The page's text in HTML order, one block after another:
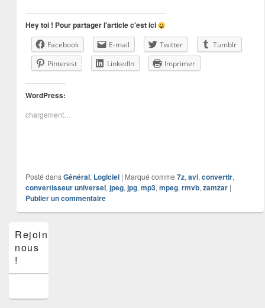
Hey toi ! Pour partager l'article c'est ici
Facebook E-mail Twitter
Tumblr
Pinterest
LinkedIn Imprimer
WordPress:
chargement…
Posté dans Général, Logiciel | Marqué comme 7z, avi, convertir,
convertisseur universel, jpeg, jpg, mp3, mpeg, rmvb, zamzar |
Publier un commentaire
principale
de
widget
latérale
Rejoins-
nous
!